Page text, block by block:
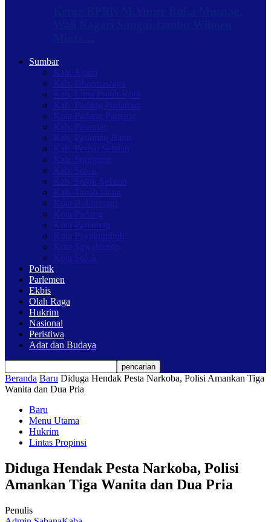
Sumbar
Kab. Agam
Kab. Dharmasraya
Kab. Lima Puluh Kota
Kab. Padang Pariaman
Kota Padang Panjang
Kab. Pasaman
Kab. Pasaman Barat
Kab. Pesisir Selatan
Kab. Sijunjung
Kab. Solok
Kab. Solok Selatan
Kab. Tanah Datar
Kota Bukittinggi
Kota Padang
Kota Pariaman
Kota Payakumbuh
Kota Sawahlunto
Kota Solok
Politik
Parlemen
Ekbis
Olah Raga
Hukrim
Nasional
Peristiwa
Adat dan Budaya
Beranda Baru Diduga Hendak Pesta Narkoba, Polisi Amankan Tiga
Wanita dan Dua Pria
Baru
Menu Utama
Hukrim
Lintas Propinsi
Diduga Hendak Pesta Narkoba, Polisi
Amankan Tiga Wanita dan Dua Pria
Penulis